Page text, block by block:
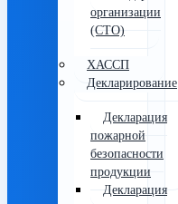
организации
(СТО)
ХАССП
Декларирование
Декларация
пожарной
безопасности
продукции
Декларация